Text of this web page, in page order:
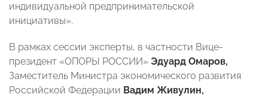
индивидуальной предпринимательской
инициативы».
В рамках сессии эксперты, в частности Вице-
президент «ОПОРЫ РОССИИ» Эдуард Омаров,
Заместитель Министра экономического развития
Российской Федерации Вадим Живулин,